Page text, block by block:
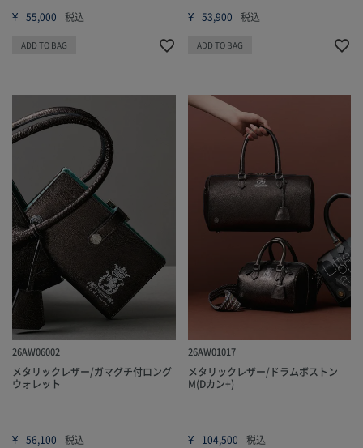
¥ 55,000 税込
ADD TO BAG
¥ 53,900 税込
ADD TO BAG
26AW06002
メタリックレザー/ガマグチ付ロング
ウォレット
¥ 56,100 税込
26AW01017
メタリックレザー/ドラムボストン
M(Dカン+)
¥ 104,500 税込